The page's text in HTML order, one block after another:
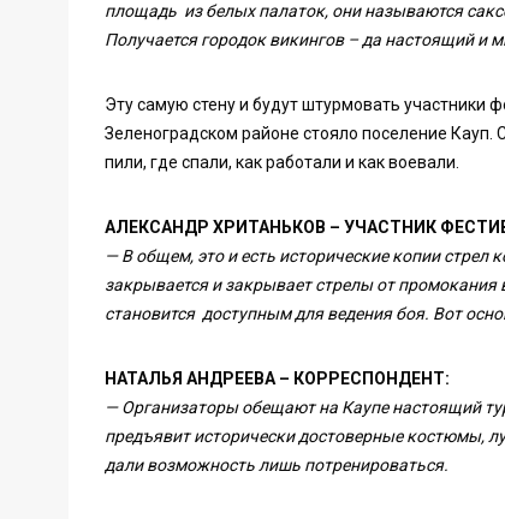
площадь из белых палаток, они называются
Получается городок викингов – да настоящий и
Эту самую стену и будут штурмовать
Зеленоградском районе стояло поселение Кауп.
пили, где спали, как работали и как воевали.
АЛЕКСАНДР ХРИТАНЬКОВ – УЧАСТНИК
— В общем, это и есть исторические копии стрел
закрывается и закрывает стрелы от промокания
становится доступным для ведения боя. Вот
НАТАЛЬЯ АНДРЕЕВА – КОРРЕСПОНДЕНТ:
— Организаторы обещают на Каупе настоящий
предъявит исторически достоверные костюмы,
дали возможность лишь потренироваться.